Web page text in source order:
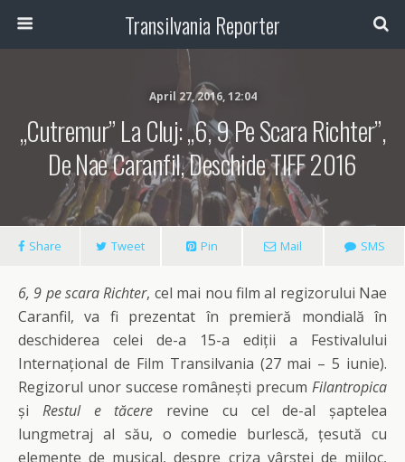
Transilvania Reporter
April 27, 2016, 12:04
„Cutremur” La Cluj: „6, 9 Pe Scara Richter”,
De Nae Caranfil, Deschide TIFF 2016
Share Tweet Pin Mail SMS
6, 9 pe scara Richter, cel mai nou film al regizorului Nae
Caranfil, va fi prezentat în premieră mondială în
deschiderea celei de-a 15-a ediții a Festivalului
Internațional de Film Transilvania (27 mai – 5 iunie).
Regizorul unor succese românești precum Filantropica
și Restul e tăcere revine cu cel de-al șaptelea
lungmetraj al său, o comedie burlescă, țesută cu
elemente de musical, despre criza vârstei de mijloc,